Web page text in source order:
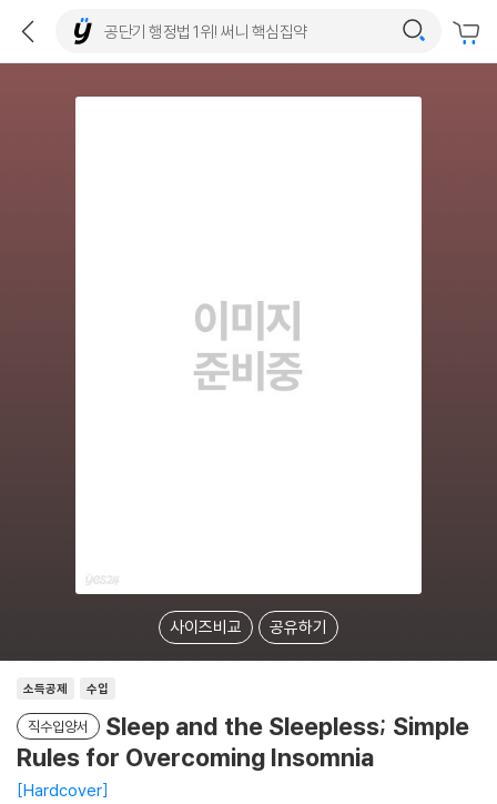
사이즈비교 공유하기
소득공제 수입
직수입양서
Sleep and the Sleepless; Simple
Rules for Overcoming Insomnia
Hardcover